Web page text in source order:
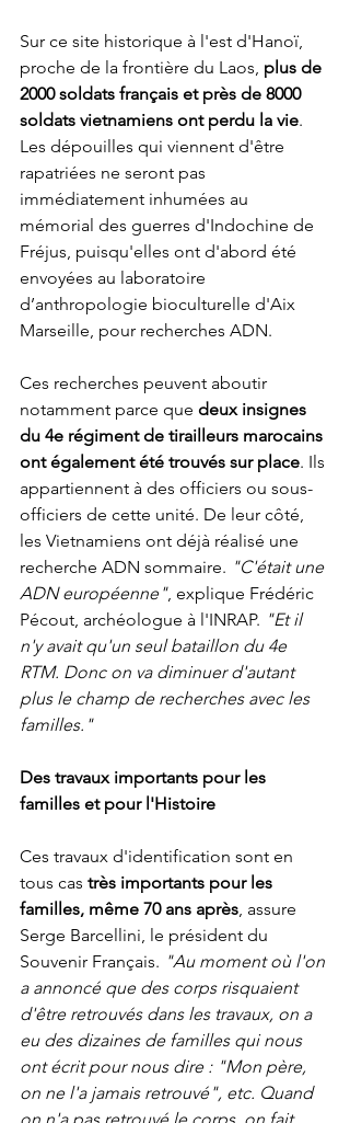
Sur ce site historique à l'est d'Hanoï,
proche de la frontière du Laos, plus de
2000 soldats français et près de 8000
soldats vietnamiens ont perdu la vie.
Les dépouilles qui viennent d'être
rapatriées ne seront pas
immédiatement inhumées au
mémorial des guerres d'Indochine de
Fréjus, puisqu'elles ont d'abord été
envoyées au laboratoire
d’anthropologie bioculturelle d'Aix
Marseille, pour recherches ADN.
Ces recherches peuvent aboutir
notamment parce que deux insignes
du 4e régiment de tirailleurs marocains
ont également été trouvés sur place. Ils
appartiennent à des officiers ou sous-
officiers de cette unité. De leur côté,
les Vietnamiens ont déjà réalisé une
recherche ADN sommaire. "C'était une
ADN européenne", explique Frédéric
Pécout, archéologue à l'INRAP. "Et il
n'y avait qu'un seul bataillon du 4e
RTM. Donc on va diminuer d'autant
plus le champ de recherches avec les
familles."
Des travaux importants pour les
familles et pour l'Histoire
Ces travaux d'identification sont en
tous cas très importants pour les
familles, même 70 ans après , assure
Serge Barcellini, le président du
Souvenir Français. "Au moment où l'on
a annoncé que des corps risquaient
d'être retrouvés dans les travaux, on a
eu des dizaines de familles qui nous
ont écrit pour nous dire : "Mon père,
on ne l'a jamais retrouvé", etc. Quand
on n'a pas retrouvé le corps, on fait